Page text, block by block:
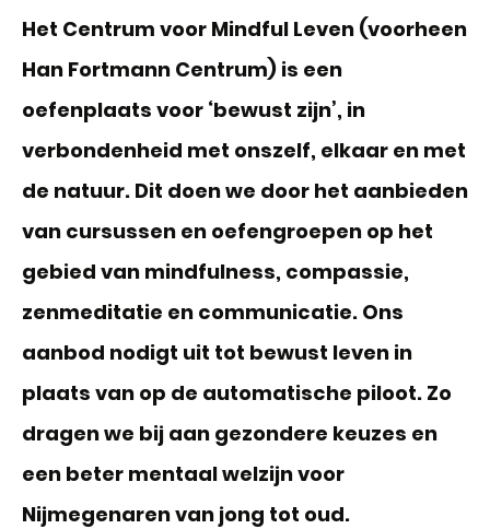
Het Centrum voor Mindful Leven (voorheen
Han Fortmann Centrum) is een
oefenplaats voor ‘bewust zijn’, in
verbondenheid met onszelf, elkaar en met
de natuur. Dit doen we door het aanbieden
van cursussen en oefengroepen op het
gebied van mindfulness, compassie,
zenmeditatie en communicatie. Ons
aanbod nodigt uit tot bewust leven in
plaats van op de automatische piloot. Zo
dragen we bij aan gezondere keuzes en
een beter mentaal welzijn voor
Nijmegenaren van jong tot oud.